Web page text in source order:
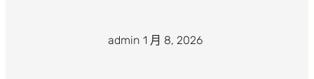
admin 1 月 8, 2026